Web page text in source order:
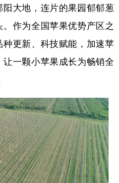
信息化 数字经济
银龄 溯源中国
亚太网 上市公司
河北 山西
大地，连片的果园郁郁葱
作为全国苹果优势产区之
更新、科技赋能，加速苹
一颗小苹果成长为畅销全